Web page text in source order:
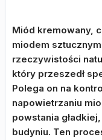
Miód kremowany,
miodem
rzeczywistości
który przeszedł
Polega on na
napowietrzaniu
powstania
budyniu. Ten